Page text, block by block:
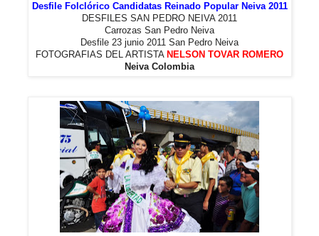
Desfile Folclórico Candidatas Reinado Popular Neiva 2011
DESFILES SAN PEDRO NEIVA 2011
Carrozas San Pedro Neiva
Desfile 23 junio 2011 San Pedro Neiva
FOTOGRAFIAS DEL ARTISTA NELSON TOVAR ROMERO
Neiva Colombia